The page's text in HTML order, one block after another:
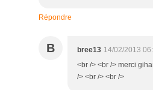
Répondre
B bree13 14/02/2013
<br /> <br /> merci
/> <br /> <br />